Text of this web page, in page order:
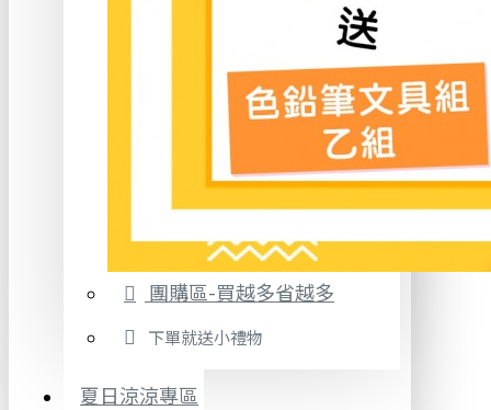
團購區-買越多省越多
下單就送小禮物
夏日涼涼專區